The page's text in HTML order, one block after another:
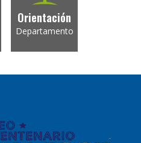
Orientación
Departamento